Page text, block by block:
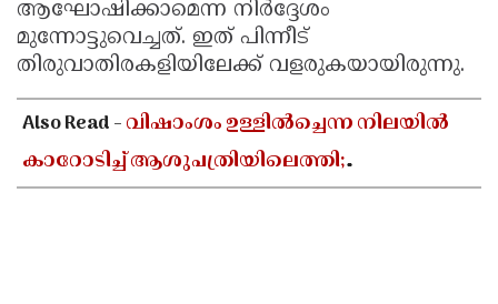
ആഘോഷിക്കാമെന്ന നിർദ്ദേശം
മുന്നോട്ടുവെച്ചത്. ഇത് പിന്നീട്
തിരുവാതിരകളിയിലേക്ക് വളരുകയായിരുന്നു.
Also Read -വിഷാംശം ഉള്ളിൽച്ചെന്ന നിലയിൽ
കാറോടിച്ച് ആശുപത്രിയിലെത്തി;